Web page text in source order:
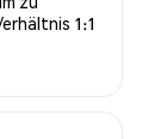
1:1